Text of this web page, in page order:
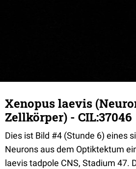
Xenopus laevis
Zellkörper) - CIL:37046
Dies ist Bild #4 (Stunde 6) eines
Neurons aus dem Optiktektum
laevis tadpole CNS, Stadium 47.